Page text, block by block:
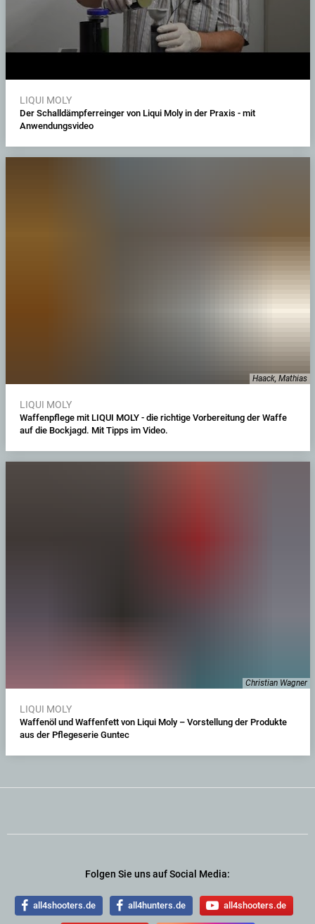
LIQUI MOLY
Der Schalldämpferreinger von Liqui Moly in der Praxis - mit
Anwendungsvideo
Haack, Mathias
LIQUI MOLY
Waffenpflege mit LIQUI MOLY - die richtige Vorbereitung der Waffe
auf die Bockjagd. Mit Tipps im Video.
Christian Wagner
LIQUI MOLY
Waffenöl und Waffenfett von Liqui Moly – Vorstellung der Produkte
aus der Pflegeserie Guntec
Folgen Sie uns auf Social Media:
all4shooters.de all4hunters.de all4shooters.de